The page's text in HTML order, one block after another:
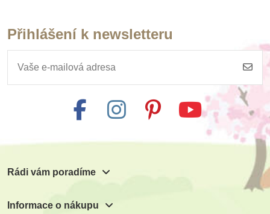
Přihlášení k newsletteru
Rádi vám poradíme
Informace o nákupu